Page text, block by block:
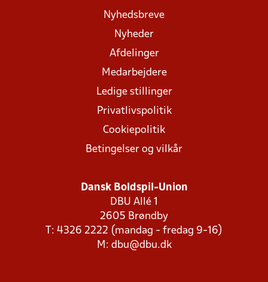
Nyhedsbreve
Nyheder
Afdelinger
Medarbejdere
Ledige stillinger
Privatlivspolitik
Cookiepolitik
Betingelser og vilkår
Dansk Boldspil-Union
DBU Allé 1
2605 Brøndby
T: 4326 2222 (mandag - fredag 9-16)
M: dbu@dbu.dk